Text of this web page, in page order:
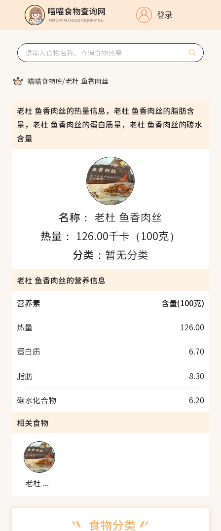
登录
喵喵食物库/老杜 鱼香肉丝
老杜 鱼香肉丝的热量信息，老杜 鱼香肉丝的脂肪含
量，老杜 鱼香肉丝的蛋白质量，老杜 鱼香肉丝的碳水
含量
名称： 老杜 鱼香肉丝
热量： 126.00千卡（100克）
分类： 暂无分类
老杜 鱼香肉丝的营养信息
营养素
含量(100克)
热量 126.00
蛋白质 6.70
脂肪 8.30
碳水化合物
6.20
相关食物
老杜 鱼香肉丝